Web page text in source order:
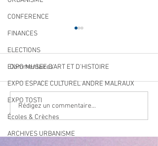
CONFERENCE
FINANCES
ELECTIONS
EXPO MUSEE D'ART ET D'HISTOIRE
EXPO ESPACE CULTUREL ANDRE MALRAUX
EXPO TOSTI
Écoles & Crèches
ARCHIVES URBANISME
Qualité des eaux de
baignade : des résultats
des plages
Commentaires
Rédigez un commentaire...